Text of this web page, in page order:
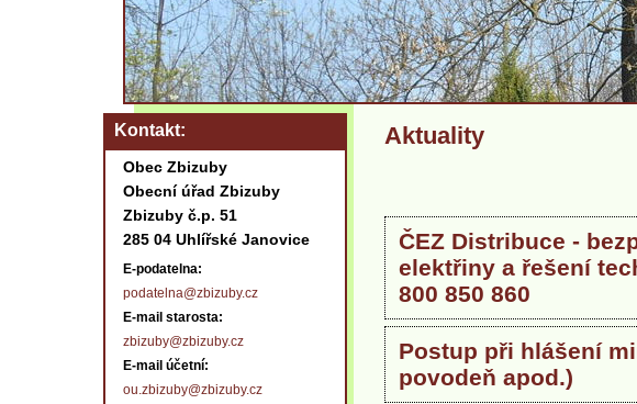
Aktuality
ČEZ Distribuce -
elektřiny a řešení
800 850 860
Postup při hlášení
povodeň apod.)
Kontakt
Obec Zbizuby
Obecní úřad Zbizuby
Zbizuby č.p. 51
285 04 Uhlířské Janovice
E-podatelna:
podatelna@zbizuby.cz
E-mail starosta:
zbizuby@zbizuby.cz
E-mail účetní:
ou.zbizuby@zbizuby.cz